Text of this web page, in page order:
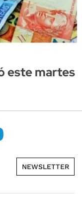
este martes
NEWSLETTER